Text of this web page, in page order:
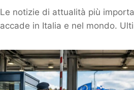
Le notizie di attualità più
accade in Italia e nel mondo.